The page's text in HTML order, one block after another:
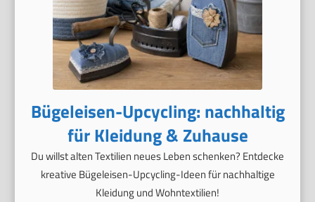
Bügeleisen-Upcycling: nachhaltig
für Kleidung & Zuhause
Du willst alten Textilien neues Leben schenken? Entdecke
kreative Bügeleisen-Upcycling-Ideen für nachhaltige
Kleidung und Wohntextilien!